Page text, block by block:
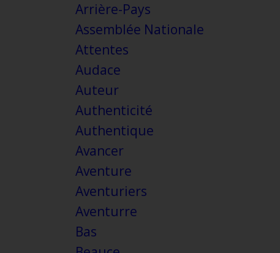
Arrière-Pays
Assemblée Nationale
Attentes
Audace
Auteur
Authenticité
Authentique
Avancer
Aventure
Aventuriers
Aventurre
Bas